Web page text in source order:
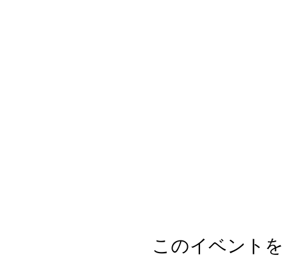
このイベント